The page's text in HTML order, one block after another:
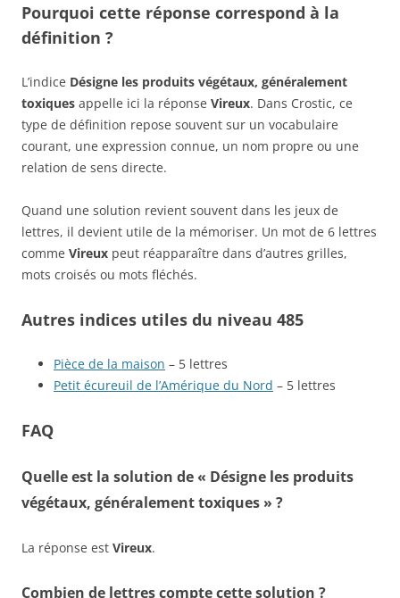
Pourquoi cette réponse correspond à la
définition ?
L’indice Désigne les produits végétaux, généralement
toxiques appelle ici la réponse Vireux. Dans Crostic, ce
type de définition repose souvent sur un vocabulaire
courant, une expression connue, un nom propre ou une
relation de sens directe.
Quand une solution revient souvent dans les jeux de
lettres, il devient utile de la mémoriser. Un mot de 6 lettres
comme Vireux peut réapparaître dans d’autres grilles,
mots croisés ou mots fléchés.
Autres indices utiles du niveau 485
Pièce de la maison – 5 lettres
Petit écureuil de l’Amérique du Nord – 5 lettres
FAQ
Quelle est la solution de « Désigne les produits
végétaux, généralement toxiques » ?
La réponse est Vireux.
Combien de lettres compte cette solution ?